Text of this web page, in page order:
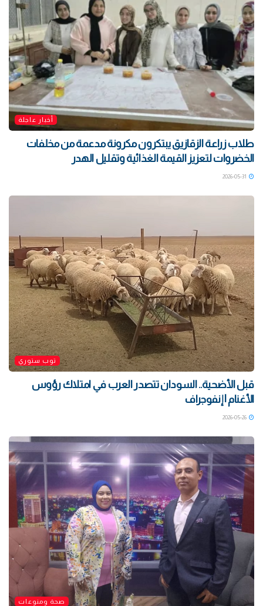
أخبار عاجلة
طلاب زراعة الزقازيق يبتكرون مكرونة مدعمة من مخلفات
الخضروات لتعزيز القيمة الغذائية وتقليل الهدر
توب ستوري
قبل الأضحية.. السودان تتصدر العرب في امتلاك رؤوس
الأغنام | إنفوجراف
صحة ومنوعات